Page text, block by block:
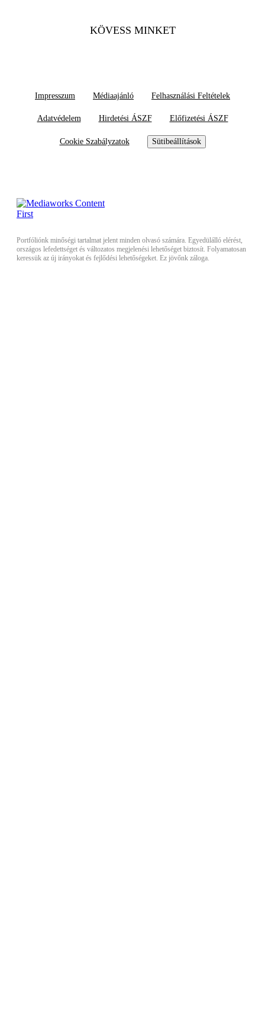
KÖVESS MINKET
Impresszum Médiaajánló Felhasználási Feltételek
Adatvédelem Hirdetési ÁSZF Előfizetési ÁSZF
Cookie Szabályzatok Sütibeállítások
Portfóliónk minőségi tartalmat jelent minden olvasó számára. Egyedülálló elérést,
országos lefedettséget és változatos megjelenési lehetőséget biztosít. Folyamatosan
keressük az új irányokat és fejlődési lehetőségeket. Ez jövőnk záloga.